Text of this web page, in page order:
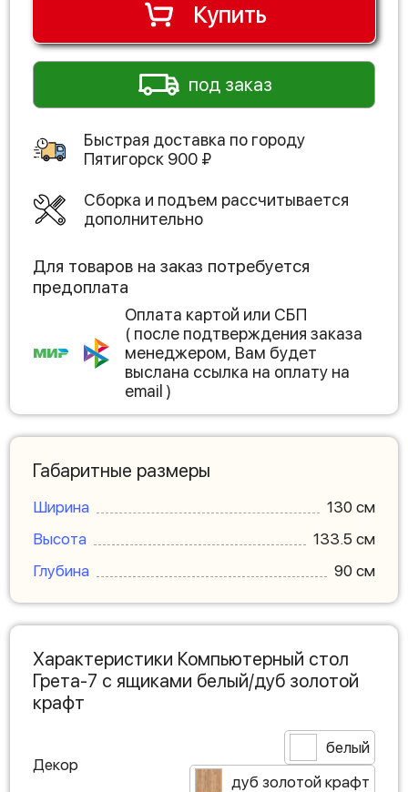
Купить
под заказ
Быстрая доставка по городу
Пятигорск 900 ₽
Сборка и подъем рассчитывается
дополнительно
Для товаров на заказ потребуется
предоплата
Оплата картой или СБП
( после подтверждения заказа
менеджером, Вам будет
выслана ссылка на оплату на
email )
Габаритные размеры
Ширина
130 см
Высота
133.5 см
Глубина
90 см
Характеристики Компьютерный стол
Грета-7 с ящиками белый/дуб золотой
крафт
Декор
белый
дуб золотой крафт